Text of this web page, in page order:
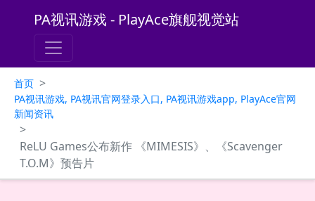
PA视讯游戏 - PlayAce旗舰视觉站
首页 >
PA视讯游戏, PA视讯官网登录入口, PA视讯游戏app, PlayAce官网
新闻资讯
>
ReLU Games公布新作 《MIMESIS》、《Scavenger
T.O.M》预告片